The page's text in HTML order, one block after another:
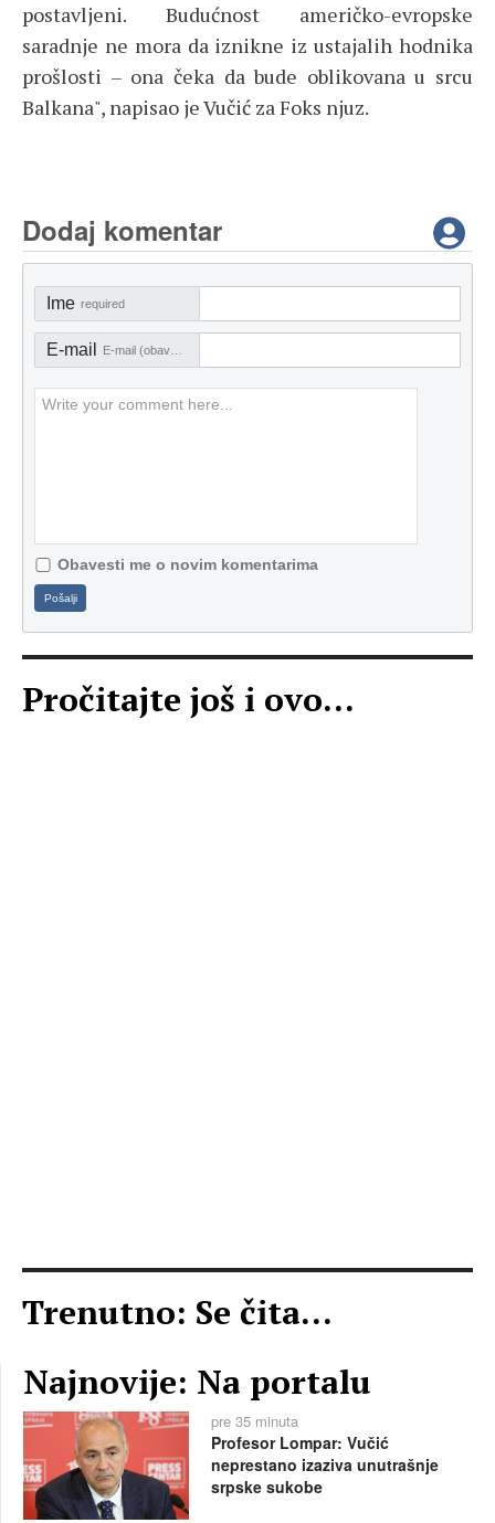
postavljeni. Budućnost američko-evropske
saradnje ne mora da iznikne iz ustajalih hodnika
prošlosti – ona čeka da bude oblikovana u srcu
Balkana", napisao je Vučić za Foks njuz.
Dodaj komentar
Ime required
E-mail
Obavesti me o novim komentarima
Pošalji
Pročitajte još i ovo...
Trenutno: Se čita...
Najnovije: Na portalu
pre 35 minuta
Profesor Lompar: Vučić
neprestano izaziva unutrašnje
srpske sukobe